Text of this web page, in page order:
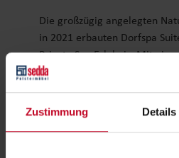
Zustimmung Details
Die großzügig angelegten
in 2021 erbauten Dorfspa
Private Spa Erlebnis. Mit
Kabine und Sauna in der
Ruheoasen geschaffen.